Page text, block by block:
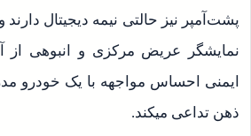
پشت‌آمپر نیز حالتی نیمه دیجیتال دارند
نمایشگر عریض مرکزی و انبوهی از
ایمنی احساس مواجهه با یک خودرو
ذهن تداعی میکند.